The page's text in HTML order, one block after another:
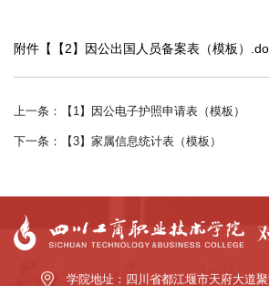
附件【 【2】因公出国人员备案表（模板）
上一条：【1】因公电子护照申请表（模板）
下一条：【3】家属信息统计表（模板）
学院地址：四川省都江堰市天府大道聚